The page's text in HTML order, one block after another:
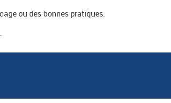
ou des bonnes pratiques.